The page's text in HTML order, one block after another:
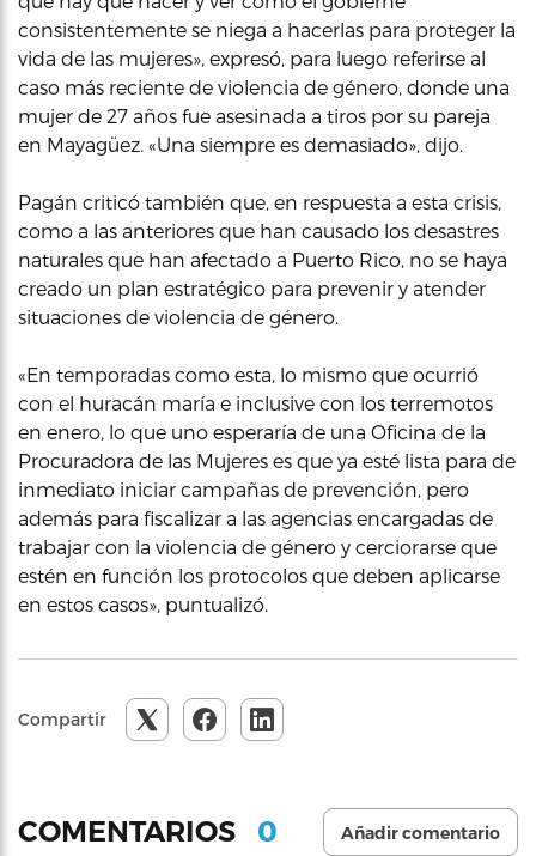
consistentemente se niega a hacerlas para proteger la
vida de las mujeres», expresó, para luego referirse al
caso más reciente de violencia de género, donde una
mujer de 27 años fue asesinada a tiros por su pareja
en Mayagüez. «Una siempre es demasiado», dijo.
Pagán criticó también que, en respuesta a esta crisis,
como a las anteriores que han causado los desastres
naturales que han afectado a Puerto Rico, no se haya
creado un plan estratégico para prevenir y atender
situaciones de violencia de género.
«En temporadas como esta, lo mismo que ocurrió
con el huracán maría e inclusive con los terremotos
en enero, lo que uno esperaría de una Oficina de la
Procuradora de las Mujeres es que ya esté lista para de
inmediato iniciar campañas de prevención, pero
además para fiscalizar a las agencias encargadas de
trabajar con la violencia de género y cerciorarse que
estén en función los protocolos que deben aplicarse
en estos casos», puntualizó.
Compartir
COMENTARIOS 0 Añadir comentario